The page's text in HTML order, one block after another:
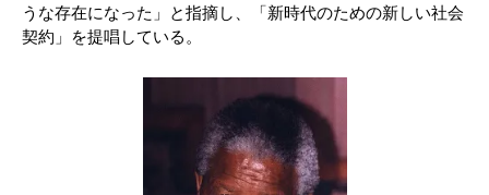
うな存在になった」と指摘し、「新時代のための新しい社会
契約」を提唱している。